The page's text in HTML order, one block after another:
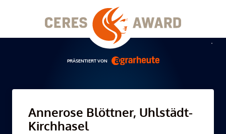
PRÄSENTIERT VON
Annerose Blöttner, Uhlstädt-
Kirchhasel